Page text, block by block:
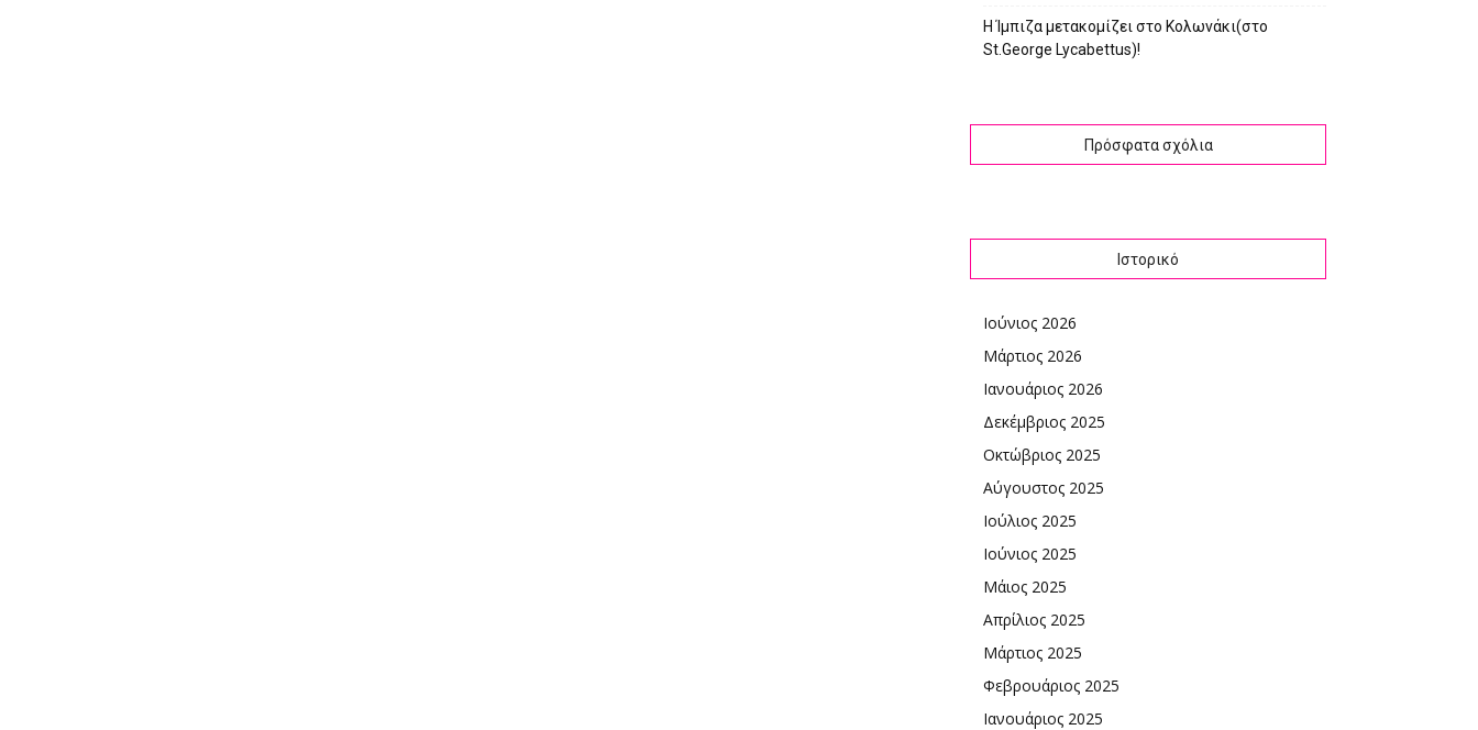
Η Ίμπιζα μετακομίζει στο Κολωνάκι(στο
St.George Lycabettus)!
Πρόσφατα σχόλια
Ιστορικό
Ιούνιος 2026
Μάρτιος 2026
Ιανουάριος 2026
Δεκέμβριος 2025
Οκτώβριος 2025
Αύγουστος 2025
Ιούλιος 2025
Ιούνιος 2025
Μάιος 2025
Απρίλιος 2025
Μάρτιος 2025
Φεβρουάριος 2025
Ιανουάριος 2025